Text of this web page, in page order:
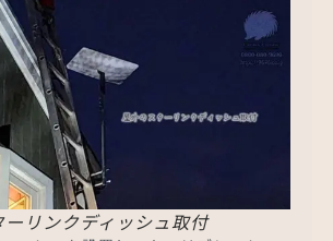
ーリンクディッシュ取付